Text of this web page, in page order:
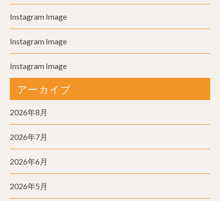
Instagram Image
Instagram Image
Instagram Image
アーカイブ
2026年8月
2026年7月
2026年6月
2026年5月